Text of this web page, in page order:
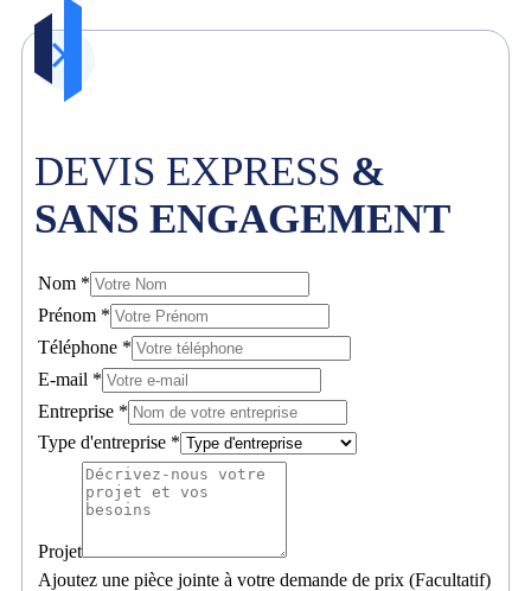
DEVIS EXPRESS &
SANS ENGAGEMENT
Nom *
Prénom *
Téléphone *
E-mail *
Entreprise *
Type d'entreprise *
Projet
Ajoutez une pièce jointe à votre demande de prix (Facultatif)